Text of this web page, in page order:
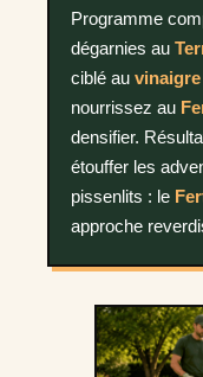
Programme
dégarnies au
ciblé au
nourrissez au
densifier.
étouffer les
pissenlits : le
approche